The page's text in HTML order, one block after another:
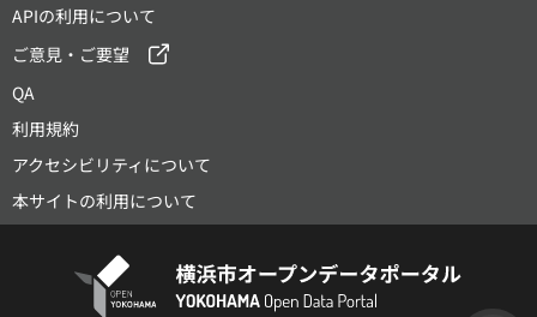
APIの利用について
ご意見・ご要望
QA
利用規約
アクセシビリティについて
本サイトの利用について